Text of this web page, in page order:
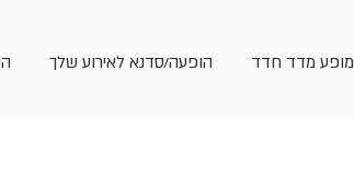
מופע מדד חדד הופעה/סדנא לאירוע שלך